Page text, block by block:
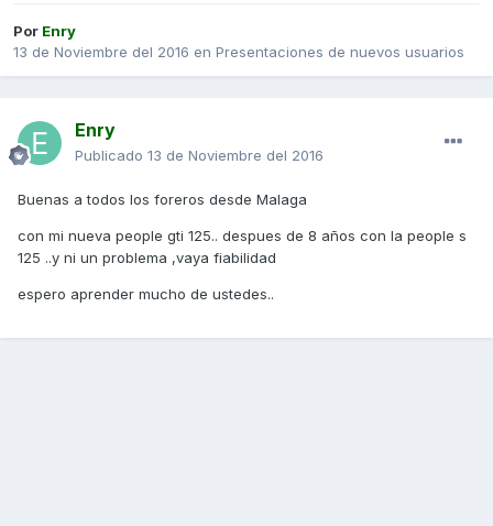
Por Enry
13 de Noviembre del 2016 en Presentaciones de nuevos usuarios
Enry
Publicado 13 de Noviembre del 2016
Buenas a todos los foreros desde Malaga
con mi nueva people gti 125.. despues de 8 años con la people s
125 ..y ni un problema ,vaya fiabilidad
espero aprender mucho de ustedes..